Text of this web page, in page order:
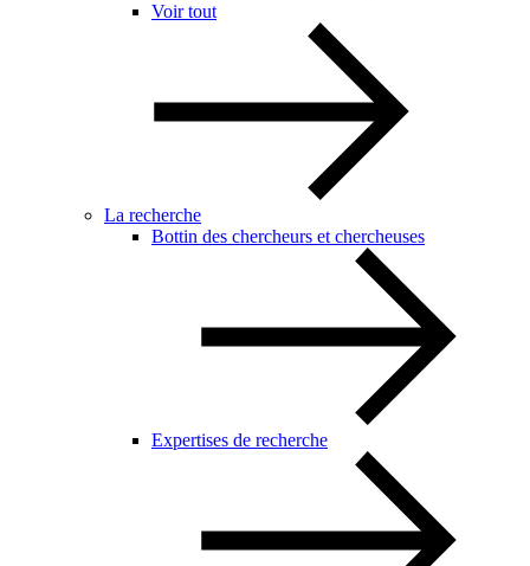
Voir tout
La recherche
Bottin des chercheurs et chercheuses
Expertises de recherche